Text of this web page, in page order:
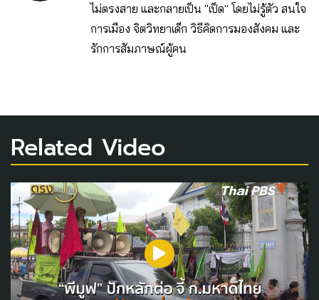
ไม่ตรงสาย และกลายเป็น "เป็ด" โดยไม่รู้ตัว สนใจ
การเมือง จิตวิทยาเด็ก วิธีคิดการมองสังคม และ
รักการสัมภาษณ์ผู้คน
Related Video